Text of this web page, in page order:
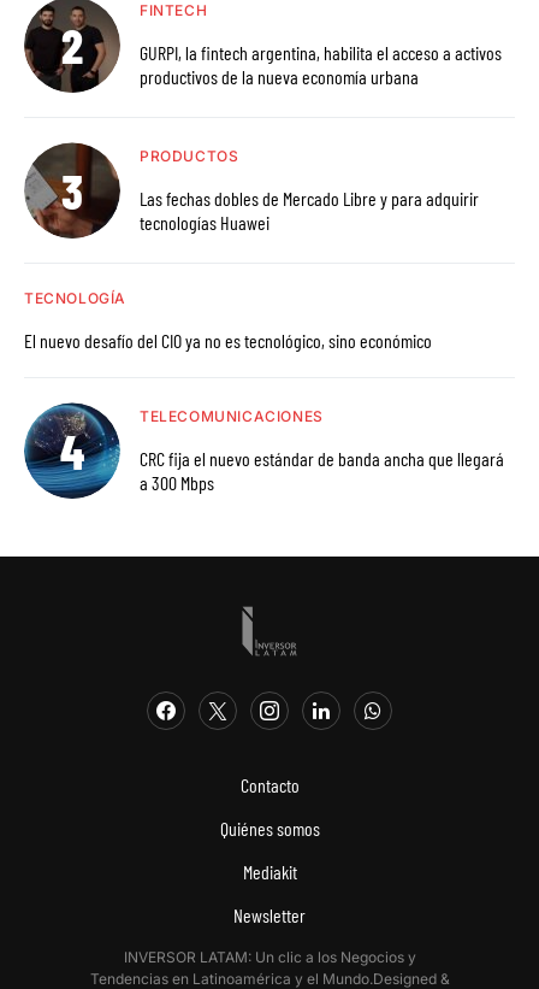
FINTECH
GURPI, la fintech argentina, habilita el acceso a activos
productivos de la nueva economía urbana
PRODUCTOS
Las fechas dobles de Mercado Libre y para adquirir
tecnologías Huawei
TECNOLOGÍA
El nuevo desafío del CIO ya no es tecnológico, sino económico
TELECOMUNICACIONES
CRC fija el nuevo estándar de banda ancha que llegará
a 300 Mbps
Contacto
Quiénes somos
Mediakit
Newsletter
INVERSOR LATAM: Un clic a los Negocios y
Tendencias en Latinoamérica y el Mundo.Designed &